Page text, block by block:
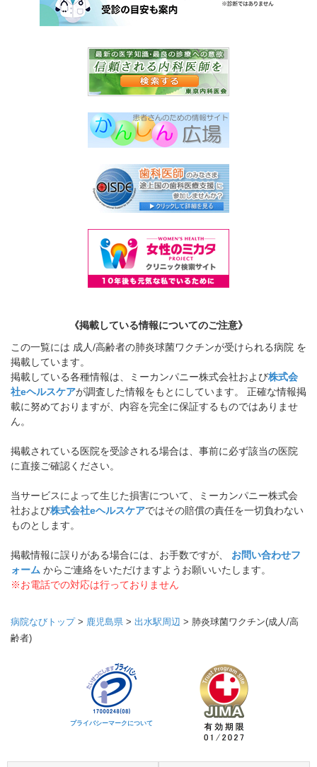
《掲載している情報についてのご注意》
この一覧には 成人/高齢者の肺炎球菌ワクチンが受けられる病院 を
掲載しています。
掲載している各種情報は、ミーカンパニー株式会社および株式会
社eヘルスケアが調査した情報をもとにしています。 正確な情報掲
載に努めておりますが、内容を完全に保証するものではありませ
ん。
掲載されている医院を受診される場合は、事前に必ず該当の医院
に直接ご確認ください。
当サービスによって生じた損害について、ミーカンパニー株式会
社および株式会社eヘルスケアではその賠償の責任を一切負わない
ものとします。
掲載情報に誤りがある場合には、お手数ですが、 お問い合わせフ
ォーム からご連絡をいただけますようお願いいたします。
※お電話での対応は行っておりません
病院なびトップ> 鹿児島県 > 出水駅周辺 > 肺炎球菌ワクチン(成人/高
齢者)
プライバシーマークについて